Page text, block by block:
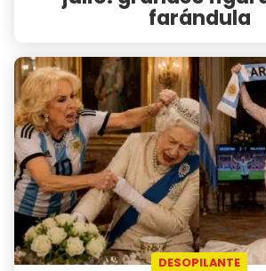
farándula
DESOPILANTE